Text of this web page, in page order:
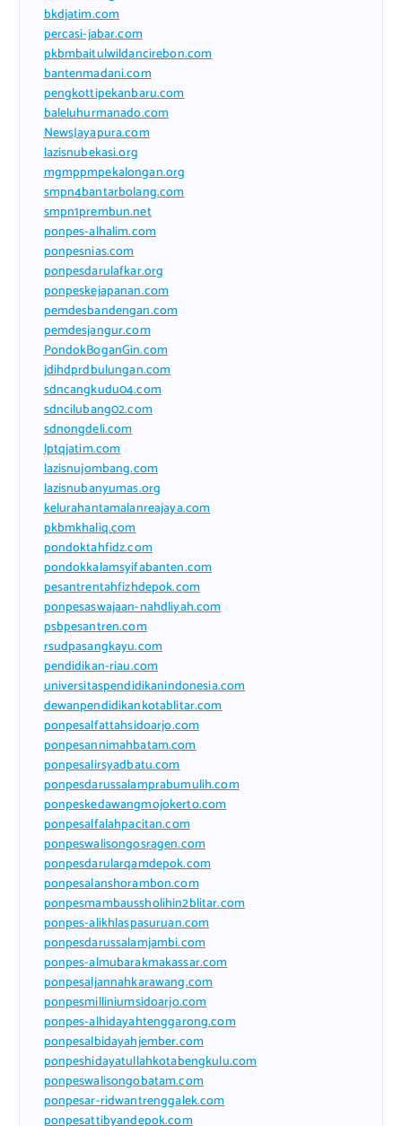
bkdjatim.com
percasi-jabar.com
pkbmbaitulwildancirebon.com
bantenmadani.com
pengkottipekanbaru.com
baleluhurmanado.com
NewsJayapura.com
lazisnubekasi.org
mgmppmpekalongan.org
smpn4bantarbolang.com
smpn1prembun.net
ponpes-alhalim.com
ponpesnias.com
ponpesdarulafkar.org
ponpeskejapanan.com
pemdesbandengan.com
pemdesjangur.com
PondokBoganGin.com
jdihdprdbulungan.com
sdncangkudu04.com
sdncilubang02.com
sdnongdeli.com
lptqjatim.com
lazisnujombang.com
lazisnubanyumas.org
kelurahantamalanreajaya.com
pkbmkhaliq.com
pondoktahfidz.com
pondokkalamsyifabanten.com
pesantrentahfizhdepok.com
ponpesaswajaan-nahdliyah.com
psbpesantren.com
rsudpasangkayu.com
pendidikan-riau.com
universitaspendidikanindonesia.com
dewanpendidikankotablitar.com
ponpesalfattahsidoarjo.com
ponpesannimahbatam.com
ponpesalirsyadbatu.com
ponpesdarussalamprabumulih.com
ponpeskedawangmojokerto.com
ponpesalfalahpacitan.com
ponpeswalisongosragen.com
ponpesdarularqamdepok.com
ponpesalanshorambon.com
ponpesmambaussholihin2blitar.com
ponpes-alikhlaspasuruan.com
ponpesdarussalamjambi.com
ponpes-almubarakmakassar.com
ponpesaljannahkarawang.com
ponpesmilliniumsidoarjo.com
ponpes-alhidayahtenggarong.com
ponpesalbidayahjember.com
ponpeshidayatullahkotabengkulu.com
ponpeswalisongobatam.com
ponpesar-ridwantrenggalek.com
ponpesattibyandepok.com